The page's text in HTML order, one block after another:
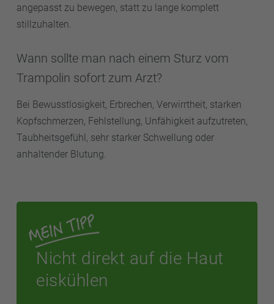
angepasst zu bewegen, statt zu lange komplett
stillzuhalten.
Wann sollte man nach einem Sturz vom
Trampolin sofort zum Arzt?
Bei Bewusstlosigkeit, Erbrechen, Verwirrtheit, starken
Kopfschmerzen, Fehlstellung, Unfähigkeit aufzutreten,
Taubheitsgefühl, sehr starker Schwellung oder
anhaltender Blutung.
Nicht direkt auf die Haut
eiskühlen